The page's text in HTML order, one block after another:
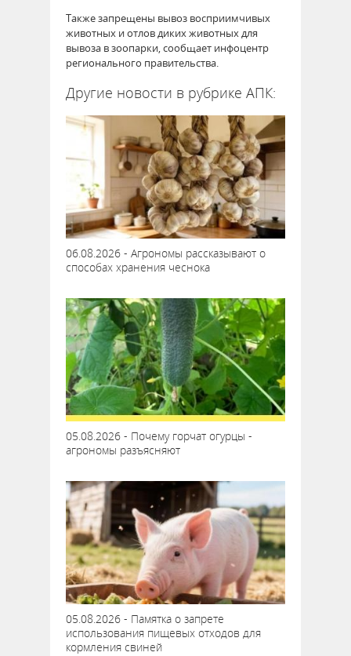
Также запрещены вывоз восприимчивых
животных и отлов диких животных для
вывоза в зоопарки, сообщает инфоцентр
регионального правительства.
Другие новости в рубрике АПК:
06.08.2026 - Агрономы рассказывают о
способах хранения чеснока
05.08.2026 - Почему горчат огурцы -
агрономы разъясняют
05.08.2026 - Памятка о запрете
использования пищевых отходов для
кормления свиней